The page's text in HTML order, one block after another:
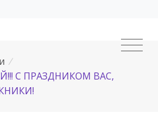
/
С ПРАЗДНИКОМ ВАС,